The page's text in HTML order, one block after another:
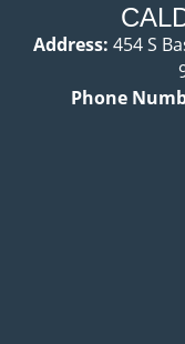
Address:454 S
Phone